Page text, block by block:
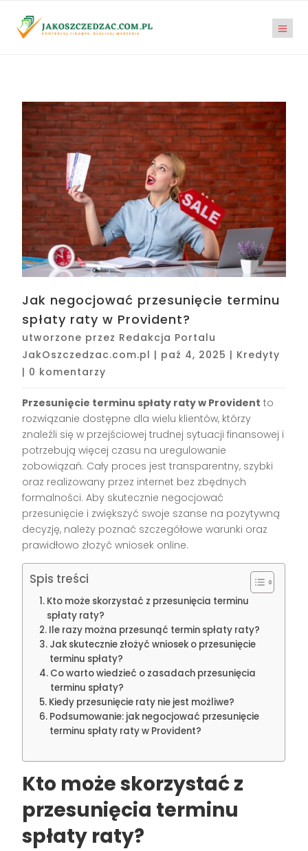
Jak negocjować przesunięcie terminu
spłaty raty w Provident?
utworzone przez Redakcja Portalu
JakOszczedzac.com.pl | paź 4, 2025 | Kredyty
| 0 komentarzy
Przesunięcie terminu spłaty raty w Provident to
rozwiązanie dostępne dla wielu klientów, którzy
znaleźli się w przejściowej trudnej sytuacji finansowej i
potrzebują więcej czasu na uregulowanie
zobowiązań. Cały proces jest transparentny, szybki
oraz realizowany przez internet bez zbędnych
formalności. Aby skutecznie negocjować
przesunięcie i zwiększyć swoje szanse na pozytywną
decyzję, należy poznać szczegółowe warunki oraz
prawidłowo złożyć wniosek online.
Spis treści
Kto może skorzystać z przesunięcia terminu
spłaty raty?
Ile razy można przesunąć termin spłaty raty?
Jak skutecznie złożyć wniosek o przesunięcie
terminu spłaty?
Co warto wiedzieć o zasadach przesunięcia
terminu spłaty?
Kiedy przesunięcie raty nie jest możliwe?
Podsumowanie: jak negocjować przesunięcie
terminu spłaty raty w Provident?
Kto może skorzystać z
przesunięcia terminu
spłaty raty?